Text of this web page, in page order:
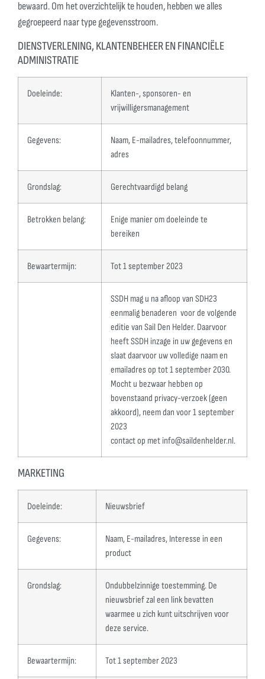
bewaard. Om het overzichtelijk te houden, hebben we alles
gegroepeerd naar type gegevensstroom.
DIENSTVERLENING, KLANTENBEHEER EN FINANCIËLE
ADMINISTRATIE
Doeleinde:
Klanten-, sponsoren- en
vrijwilligersmanagement
Gegevens:
Naam, E-mailadres, telefoonnummer,
adres
Grondslag: Gerechtvaardigd belang
Betrokken belang:
Enige manier om doeleinde te
bereiken
Bewaartermijn: Tot 1 september 2023
SSDH mag u na afloop van SDH23
eenmalig benaderen voor de volgende
editie van Sail Den Helder. Daarvoor
heeft SSDH inzage in uw gegevens en
slaat daarvoor uw volledige naam en
emailadres op tot 1 september 2030.
Mocht u bezwaar hebben op
bovenstaand privacy-verzoek (geen
akkoord), neem dan voor 1 september
2023
contact op met info@saildenhelder.nl.
MARKETING
Doeleinde: Nieuwsbrief
Gegevens:
Naam, E-mailadres, Interesse in een
product
Grondslag:
Ondubbelzinnige toestemming. De
nieuwsbrief zal een link bevatten
waarmee u zich kunt uitschrijven voor
deze service.
Bewaartermijn: Tot 1 september 2023